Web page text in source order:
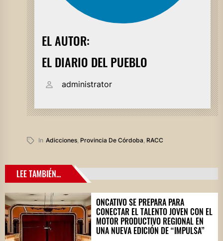
EL AUTOR:
EL DIARIO DEL PUEBLO
administrator
In Adicciones, Provincia De Córdoba RACC
LEE TAMBIÉN...
ONCATIVO SE PREPARA PARA
CONECTAR EL TALENTO JOVEN CON EL
MOTOR PRODUCTIVO REGIONAL EN
UNA NUEVA EDICIÓN DE “IMPULSA”